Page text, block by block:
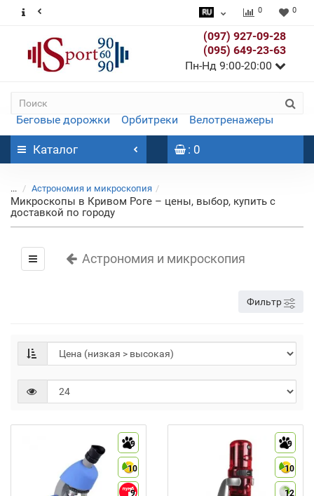
0 0
(097) 927-09-28
(095) 649-23-63
Пн-Нд 9:00-20:00
Беговые дорожки Орбитреки Велотренажеры
Каталог : 0
... Астрономия и микроскопия
Микроскопы в Кривом Роге – цены, выбор, купить с
доставкой по городу
Астрономия и микроскопия
Фильтр
9
10
9
9
10
12